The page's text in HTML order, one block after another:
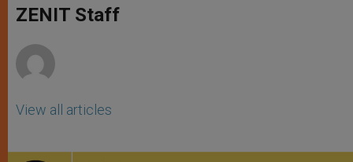
p
p
g
e
o
k
ZENIT Staff
View all articles